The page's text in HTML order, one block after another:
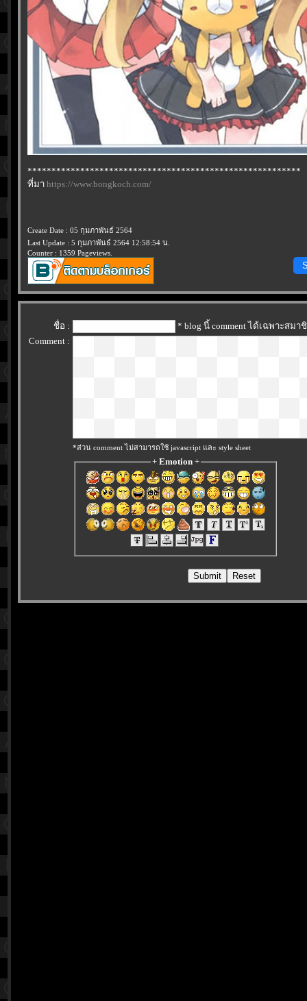
*********************************************************
ที่มา https://www.bongkoch.com/
Create Date : 05 กุมภาพันธ์ 2564
Last Update : 5 กุมภาพันธ์ 2564 12:58:54 น.
Counter : 1359 Pageviews.
ชื่อ :
* blog นี้ comment ได้เฉพาะสมา
Comment :
*ส่วน comment ไม่สามารถใช้ javascript และ style sheet
+ Emotion+